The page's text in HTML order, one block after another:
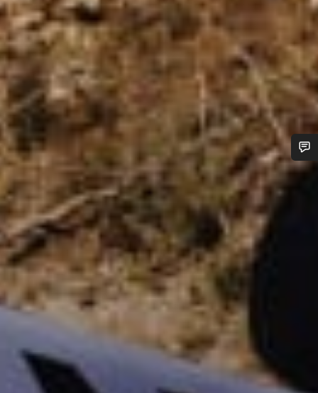
Benötigst du Hilfe?
Unsere Experten stehen dir jetzt im Chat zur Verfügung.
Chat starten
Schließen